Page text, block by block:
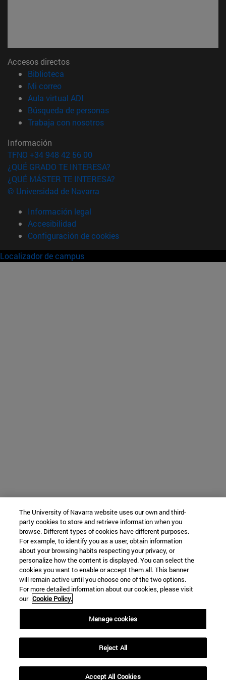
Accesos directos
Biblioteca
Mi correo(abre en nueva ventana)
Aula virtual ADI
Búsqueda de personas(abre en nueva ventana)
Trabaja con nosotros(abre en nueva ventana)
Información
TFNO +34 948 42 56 00
¿QUÉ GRADO TE INTERESA?
¿QUÉ MÁSTER TE INTERESA?
© Universidad de Navarra
Información legal
Accesibilidad
Configuración de cookies
Localizador de campus
The University of Navarra website uses our own and third-
party cookies to store and retrieve information when you
browse. Different types of cookies have different purposes.
For example, to identify you as a user, obtain information
about your browsing habits respecting your privacy, or
personalize how the content is displayed. You can select the
cookies you want to enable or accept them all. This banner
will remain active until you choose one of the two options.
For more detailed information about our cookies, please visit
our Cookie Policy.
Manage cookies
Reject All
Accept All Cookies